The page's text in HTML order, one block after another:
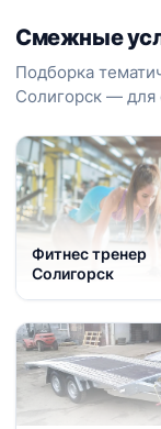
Смежные
Подборка
Солигорск — для
Фитнес тренер
Солигорск